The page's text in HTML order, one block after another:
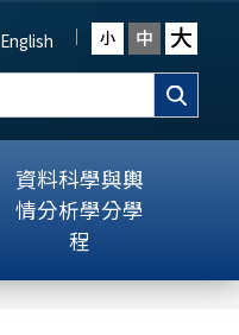
English 小 中 大
資料科學與輿
情分析學分學
程